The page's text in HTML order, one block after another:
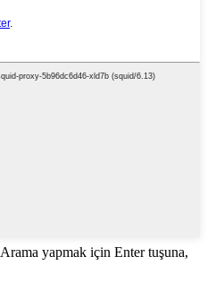
Arama yapmak için Enter tuşuna,